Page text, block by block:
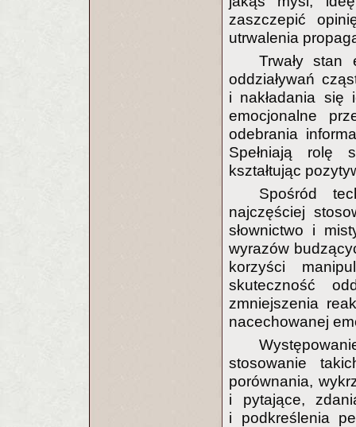
zaszczepić
utrwalenia
Trwały stan
oddziaływań
i nakładania się
emocjonalne
odebrania
Spełniają rolę
kształtując
Spośród
najczęściej
słownictwo i
wyrazów
korzyści
skuteczność
zmniejszenia
nacechowanej
stosowanie
porównania,
i pytające,
i podkreślenia